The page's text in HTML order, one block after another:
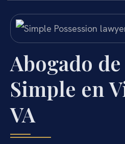
Abogado
Simple en
VA